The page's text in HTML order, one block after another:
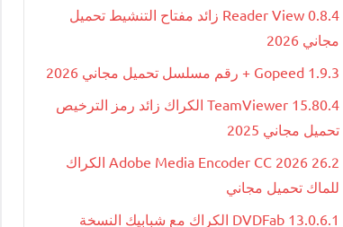
Reader View 0.8.4 زائد مفتاح التنشيط تحميل
مجاني 2026
Gopeed 1.9.3 + رقم مسلسل تحميل مجاني 2026
TeamViewer 15.80.4 الكراك زائد رمز الترخيص
تحميل مجاني 2025
Adobe Media Encoder CC 2026 26.2 الكراك
للماك تحميل مجاني
DVDFab 13.0.6.1 الكراك مع شبابيك النسخة